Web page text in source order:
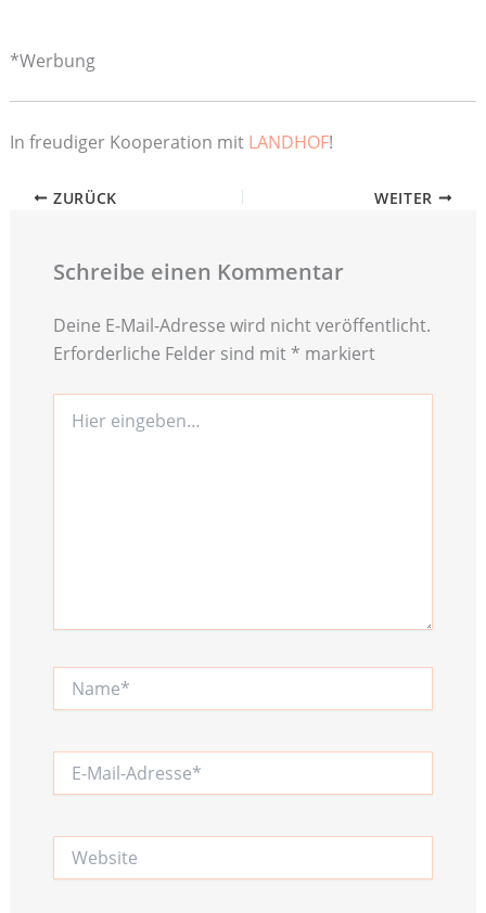
*Werbung
In freudiger Kooperation mit LANDHOF!
ZURÜCK WEITER
Schreibe einen Kommentar
Deine E-Mail-Adresse wird nicht veröffentlicht.
Erforderliche Felder sind mit * markiert
eingeben…
Mail-
Website